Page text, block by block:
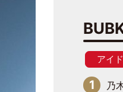
アイ
乃木